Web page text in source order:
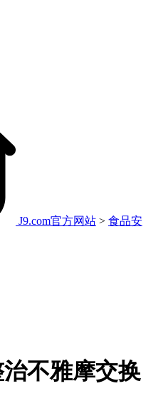
J9.com官方网站 > 食品安
不雅摩交换